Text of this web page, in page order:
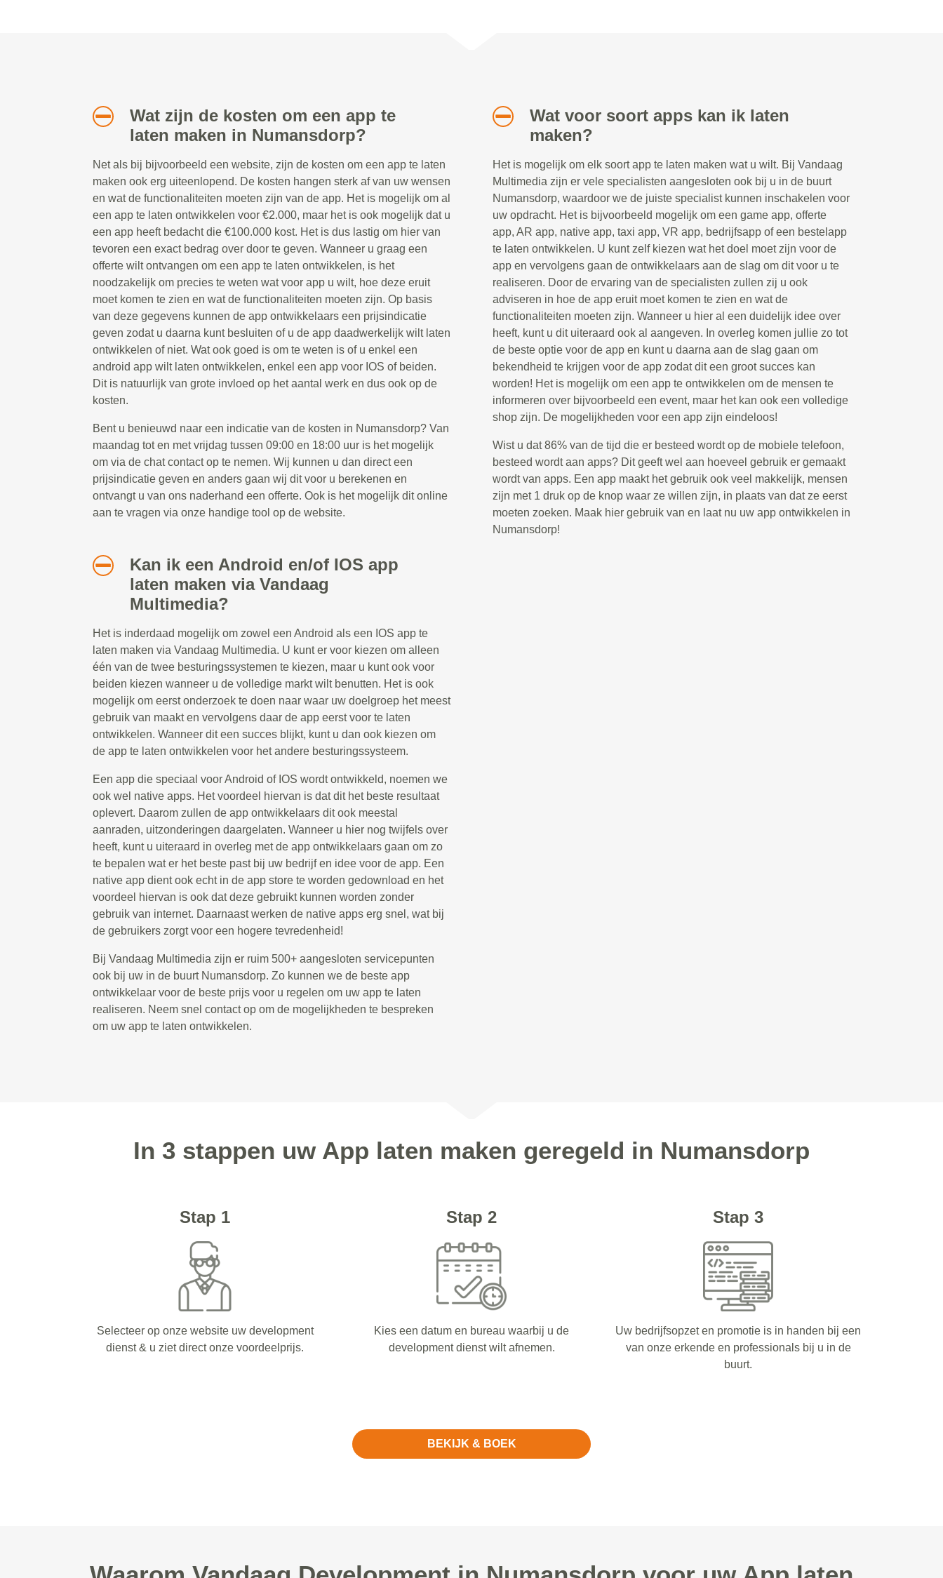
Wat zijn de kosten om een app te
laten maken in Numansdorp?
Net als bij bijvoorbeeld een website, zijn de kosten om een app te laten
maken ook erg uiteenlopend. De kosten hangen sterk af van uw wensen
en wat de functionaliteiten moeten zijn van de app. Het is mogelijk om al
een app te laten ontwikkelen voor €2.000, maar het is ook mogelijk dat u
een app heeft bedacht die €100.000 kost. Het is dus lastig om hier van
tevoren een exact bedrag over door te geven. Wanneer u graag een
offerte wilt ontvangen om een app te laten ontwikkelen, is het
noodzakelijk om precies te weten wat voor app u wilt, hoe deze eruit
moet komen te zien en wat de functionaliteiten moeten zijn. Op basis
van deze gegevens kunnen de app ontwikkelaars een prijsindicatie
geven zodat u daarna kunt besluiten of u de app daadwerkelijk wilt laten
ontwikkelen of niet. Wat ook goed is om te weten is of u enkel een
android app wilt laten ontwikkelen, enkel een app voor IOS of beiden.
Dit is natuurlijk van grote invloed op het aantal werk en dus ook op de
kosten.
Bent u benieuwd naar een indicatie van de kosten in Numansdorp? Van
maandag tot en met vrijdag tussen 09:00 en 18:00 uur is het mogelijk
om via de chat contact op te nemen. Wij kunnen u dan direct een
prijsindicatie geven en anders gaan wij dit voor u berekenen en
ontvangt u van ons naderhand een offerte. Ook is het mogelijk dit online
aan te vragen via onze handige tool op de website.
Kan ik een Android en/of IOS app
laten maken via Vandaag
Multimedia?
Het is inderdaad mogelijk om zowel een Android als een IOS app te
laten maken via Vandaag Multimedia. U kunt er voor kiezen om alleen
één van de twee besturingssystemen te kiezen, maar u kunt ook voor
beiden kiezen wanneer u de volledige markt wilt benutten. Het is ook
mogelijk om eerst onderzoek te doen naar waar uw doelgroep het meest
gebruik van maakt en vervolgens daar de app eerst voor te laten
ontwikkelen. Wanneer dit een succes blijkt, kunt u dan ook kiezen om
de app te laten ontwikkelen voor het andere besturingssysteem.
Een app die speciaal voor Android of IOS wordt ontwikkeld, noemen we
ook wel native apps. Het voordeel hiervan is dat dit het beste resultaat
oplevert. Daarom zullen de app ontwikkelaars dit ook meestal
aanraden, uitzonderingen daargelaten. Wanneer u hier nog twijfels over
heeft, kunt u uiteraard in overleg met de app ontwikkelaars gaan om zo
te bepalen wat er het beste past bij uw bedrijf en idee voor de app. Een
native app dient ook echt in de app store te worden gedownload en het
voordeel hiervan is ook dat deze gebruikt kunnen worden zonder
gebruik van internet. Daarnaast werken de native apps erg snel, wat bij
de gebruikers zorgt voor een hogere tevredenheid!
Bij Vandaag Multimedia zijn er ruim 500+ aangesloten servicepunten
ook bij uw in de buurt Numansdorp. Zo kunnen we de beste app
ontwikkelaar voor de beste prijs voor u regelen om uw app te laten
realiseren. Neem snel contact op om de mogelijkheden te bespreken
om uw app te laten ontwikkelen.
Wat voor soort apps kan ik laten
maken?
Het is mogelijk om elk soort app te laten maken wat u wilt. Bij Vandaag
Multimedia zijn er vele specialisten aangesloten ook bij u in de buurt
Numansdorp, waardoor we de juiste specialist kunnen inschakelen voor
uw opdracht. Het is bijvoorbeeld mogelijk om een game app, offerte
app, AR app, native app, taxi app, VR app, bedrijfsapp of een bestelapp
te laten ontwikkelen. U kunt zelf kiezen wat het doel moet zijn voor de
app en vervolgens gaan de ontwikkelaars aan de slag om dit voor u te
realiseren. Door de ervaring van de specialisten zullen zij u ook
adviseren in hoe de app eruit moet komen te zien en wat de
functionaliteiten moeten zijn. Wanneer u hier al een duidelijk idee over
heeft, kunt u dit uiteraard ook al aangeven. In overleg komen jullie zo tot
de beste optie voor de app en kunt u daarna aan de slag gaan om
bekendheid te krijgen voor de app zodat dit een groot succes kan
worden! Het is mogelijk om een app te ontwikkelen om de mensen te
informeren over bijvoorbeeld een event, maar het kan ook een volledige
shop zijn. De mogelijkheden voor een app zijn eindeloos!
Wist u dat 86% van de tijd die er besteed wordt op de mobiele telefoon,
besteed wordt aan apps? Dit geeft wel aan hoeveel gebruik er gemaakt
wordt van apps. Een app maakt het gebruik ook veel makkelijk, mensen
zijn met 1 druk op de knop waar ze willen zijn, in plaats van dat ze eerst
moeten zoeken. Maak hier gebruik van en laat nu uw app ontwikkelen in
Numansdorp!
In 3 stappen uw App laten maken geregeld in Numansdorp
Stap 1
Selecteer op onze website uw development
dienst & u ziet direct onze voordeelprijs.
Stap 2
Kies een datum en bureau waarbij u de
development dienst wilt afnemen.
Stap 3
Uw bedrijfsopzet en promotie is in handen bij een
van onze erkende en professionals bij u in de
buurt.
BEKIJK & BOEK